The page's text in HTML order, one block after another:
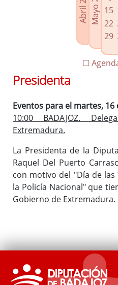
Agenda de Presidencia
Plenos provinciales y Juntas de
Oficina de Proyectos Europeos
15
22
29
☐
Presidenta
Eventos para el martes, 16
10:00 BADAJOZ.
Extremadura.
La Presidenta de la
Raquel Del Puerto
con motivo del "Día de
la Policía Nacional" que
Gobierno de Extremadura.